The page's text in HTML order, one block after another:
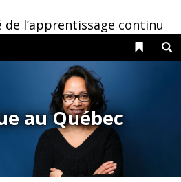
de l’apprentissage continu
Liens
au Québec